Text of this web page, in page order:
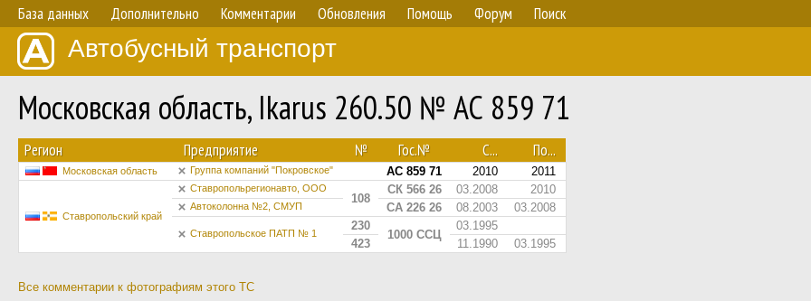
База данных Дополнительно Комментарии Обновления Помощь Форум Поиск
Автобусный транспорт
Московская область, Ikarus 260.50 № АС 859 71
Регион Предприятие № Гос.№ С... По...
Московская область Группа компаний "Покровское" АС 859 71 2010 2011
Ставропольский край
Ставропольрегионавто, ООО
108
СК 566 26 03.2008 2010
Автоколонна №2, СМУП СА 226 26 08.2003 03.2008
Ставропольское ПАТП № 1
230
1000 ССЦ
03.1995
423
11.1990 03.1995
Все комментарии к фотографиям этого ТС